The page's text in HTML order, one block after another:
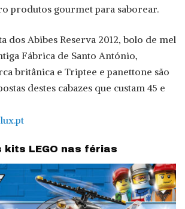
produtos gourmet para saborear.
dos Abibes Reserva 2012, bolo de mel
Fábrica de Santo António,
britânica e Triptee e panettone são
destes cabazes que custam 45 e
kits LEGO nas férias